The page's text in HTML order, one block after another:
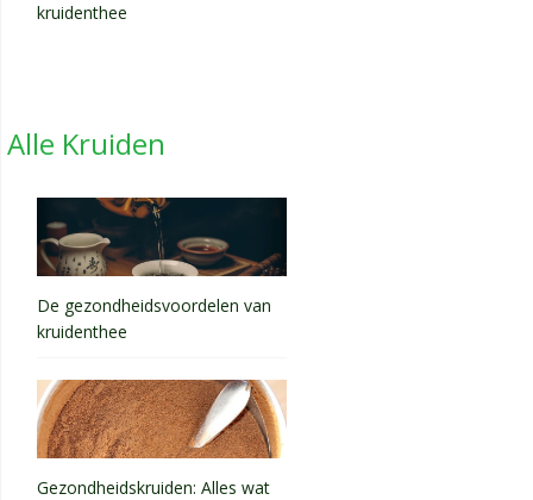
kruidenthee
Alle Kruiden
De gezondheidsvoordelen van
kruidenthee
Gezondheidskruiden: Alles wat